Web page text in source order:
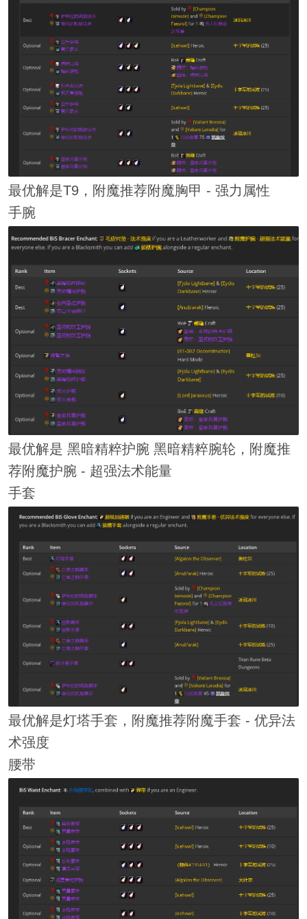
最优解是T9，附魔推荐附魔胸甲 - 强力属性
手腕
最优解是 黑暗精粹护腕 黑暗精粹腕轮，附魔推
荐附魔护腕 - 超强法术能量
手套
最优解是灯塔手套，附魔推荐附魔手套 - 优异法
术强度
腰带